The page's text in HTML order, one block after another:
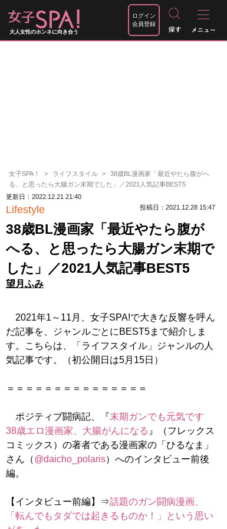
大人女性のホンネに向き合う
ログイン
会員登録
女子SPA！ ライフスタイル
38歳BL漫画家「最近やたら腹がへ
る、と思ったら大腸ガン末期でした」／2021人気記事BEST5
更新日：2022.12.21 21:40
Lifestyle 投稿日：2021.12.28 15:47
38歳BL漫画家「最近やたら腹が
へる、と思ったら大腸ガン末期で
した」／2021人気記事BEST5
望月ふみ
2021年1～11月、女子SPA!で大きな反響を呼ん
だ記事を、ジャンルごとにBEST5まで紹介しま
す。こちらは、「ライフスタイル」ジャンルの人
気記事です。（初公開日は5月15日）
＝＝＝＝＝＝＝＝＝＝＝＝＝＝＝
ポジティブ闘病記、『末期ガンでも元気です
38歳エロ漫画家、大腸がんになる 』（フレックス
コミックス）の著者である漫画家の「ひるなま」
さん（@daicho_polaris）へのインタビュー前後
編。
【インタビュー前編】⇒話題のガン闘病漫画、
「転んでもタダでは起きるものか！」という思い